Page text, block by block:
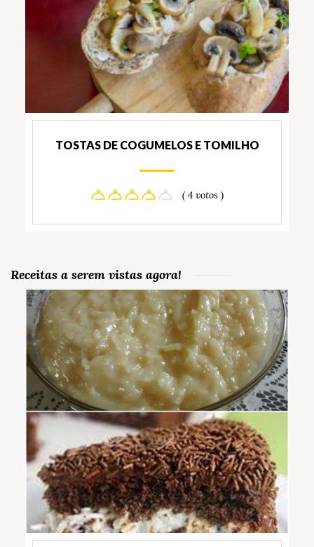
TOSTAS DE COGUMELOS E TOMILHO
( 4 votos )
Receitas a serem vistas agora!